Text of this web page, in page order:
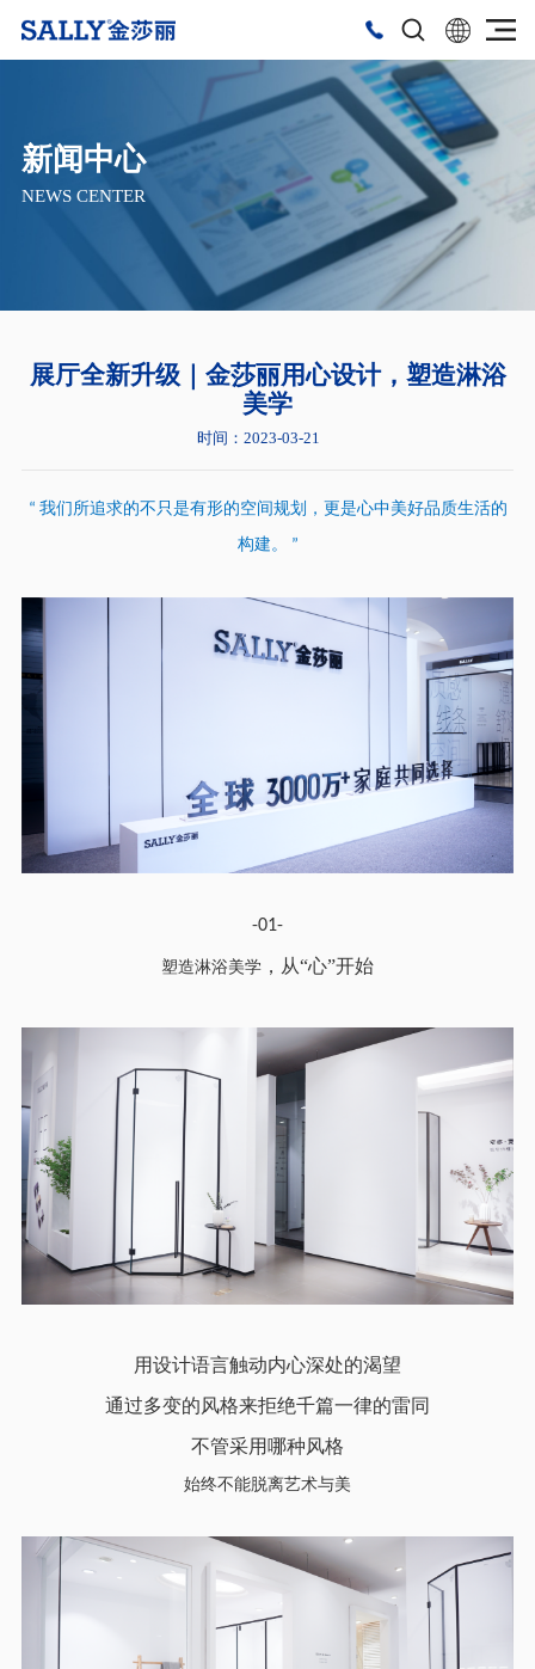
新闻中心
NEWS CENTER
展厅全新升级｜金莎丽用心设计，塑造淋浴
美学
时间：2023-03-21
“ 我们所追求的不只是有形的空间规划，更是心中美好品质生活的
构建。
”
-01-
塑造淋浴美学 ，从“心”开始
用设计语言触动内心深处的渴望
通过多变的风格来拒绝千篇一律的雷同
不管采用哪种风格
始终不能脱离艺术与美